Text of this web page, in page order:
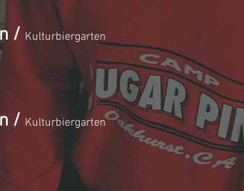
/ Kulturbiergarten
/ Kulturbiergarten